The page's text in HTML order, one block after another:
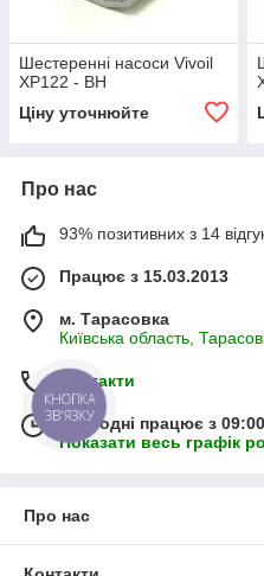
Шестеренні насоси Vivoil
XP122 - ВН
Ціну уточнюйте
Про нас
93% позитивних з 14
Працює з 15.03.2013
м. Тарасовка
Київська область,
Контакти
Сьогодні працює з
Показати весь графік
Про нас
КНОПКА
ЗВ'ЯЗКУ